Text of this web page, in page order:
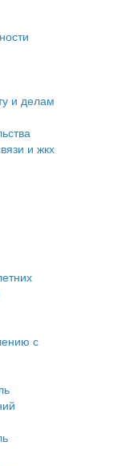
округа
малого и
малого и
и делам
и жкх
с